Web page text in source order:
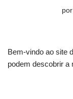
por
Bem-vindo ao site
podem descobrir a